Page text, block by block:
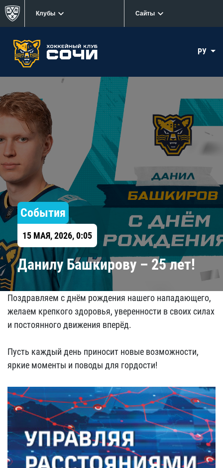
Клубы Сайты
РУ
События
15 МАЯ, 2026, 0:05
Данилу Башкирову – 25 лет!
Поздравляем с днём рождения нашего нападающего,
желаем крепкого здоровья, уверенности в своих силах
и постоянного движения вперёд.
Пусть каждый день приносит новые возможности,
яркие моменты и поводы для гордости!